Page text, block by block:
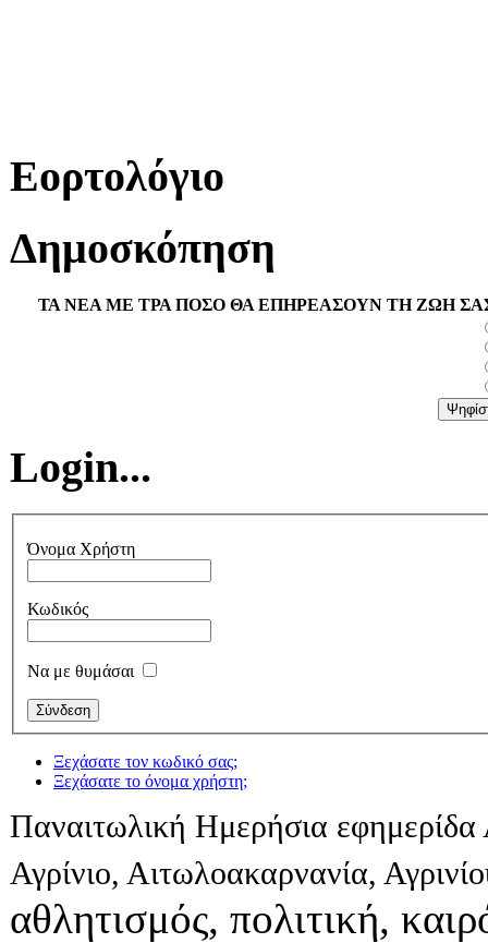
Εορτολόγιο
Δημοσκόπηση
ΤΑ ΝΕΑ ΜΕ ΤΡΑ ΠΟΣΟ ΘΑ ΕΠΗΡΕΑΣΟΥΝ ΤΗ ΖΩΗ
Login...
Όνομα Χρήστη
Κωδικός
Να με θυμάσαι
Ξεχάσατε τον κωδικό σας;
Ξεχάσατε το όνομα χρήστη;
Παναιτωλική Ημερήσια εφημερίδα
Αγρίνιο, Αιτωλοακαρνανία,
αθλητισμός, πολιτική,